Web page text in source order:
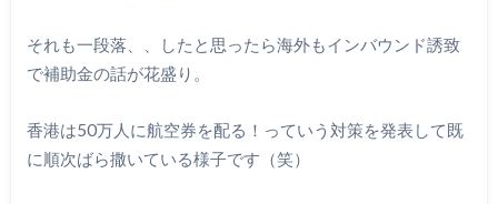
それも一段落、、したと思ったら海外もインバウンド誘致
で補助金の話が花盛り。
香港は50万人に航空券を配る！っていう対策を発表して既
に順次ばら撒いている様子です（笑）